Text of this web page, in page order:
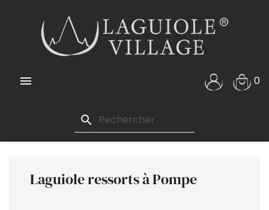
 0
search
Laguiole ressorts à Pompe